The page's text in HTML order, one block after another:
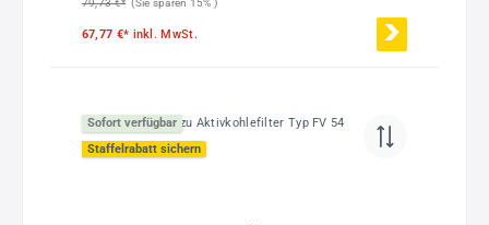
79,73 €* (Sie sparen 15% )
67,77 €* inkl. MwSt.
Sofort verfügbar
Staffelrabatt sichern